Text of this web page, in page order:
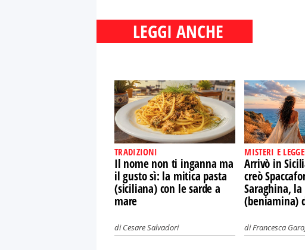
LEGGI ANCHE
TRADIZIONI
Il nome non ti inganna ma
il gusto sì: la mitica pasta
(siciliana) con le sarde a
mare
diCesare Salvadori
MISTERI E
Arrivò in
creò
Saraghina, la
(beniamina)
diFrancesca